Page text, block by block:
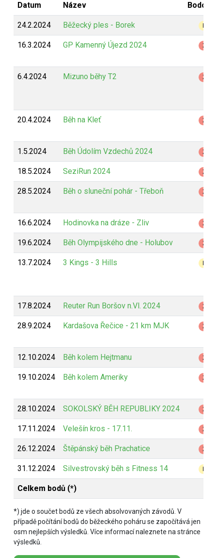
Datum Název
24.2.2024 Běžecký ples - Borek
16.3.2024 GP Kamenný Újezd 2024 Z
6.4.2024 Mizuno běhy T2 Z
20.4.2024 Běh na Kleť Z
1.5.2024 Běh Údolím Vzdechů 2024 Z
18.5.2024 SeziRun 2024 Z
28.5.2024 Běh o sluneční pohár - Třeboň Z
16.6.2024 Hodinovka na dráze - Zliv Z
19.6.2024 Běh Olympijského dne - Holubov Z
13.7.2024 3 Kings - 3 Hills
17.8.2024 Reuter Run Boršov n.Vl. 2024 Z
28.9.2024 Kardašova Řečice - 21 km MJK Z
12.10.2024 Běh kolem Hejtmanu Z
19.10.2024 Běh kolem Ameriky Z
28.10.2024 SOKOLSKÝ BĚH REPUBLIKY 2024 Z
17.11.2024 Velešín kros - 17.11. Z
26.12.2024 Štěpánský běh Prachatice Z
31.12.2024 Silvestrovský běh s Fitness 14
Celkem bodů (*)
*) jde o součet bodů ze všech absolvovaných závodů. V
případě počítání bodů do běžeckého poháru se započítává jen
osm nejlepších výsledků. Více informací naleznete na stránce
výsledků.